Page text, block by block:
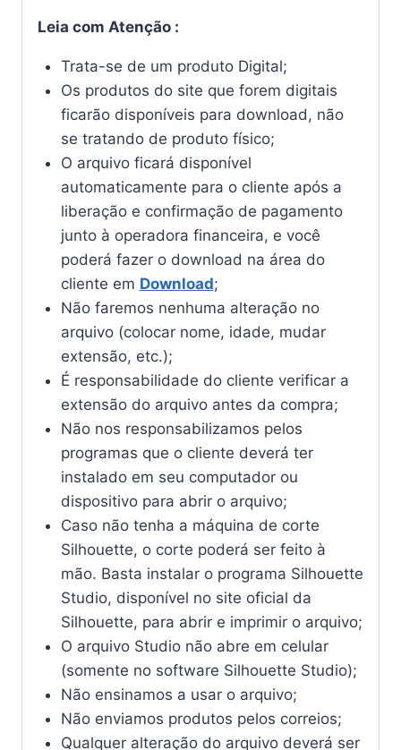
Leia com Atenção :
Trata-se de um produto Digital;
Os produtos do site que forem digitais
ficarão disponíveis para download, não
se tratando de produto físico;
O arquivo ficará disponível
automaticamente para o cliente após a
liberação e confirmação de pagamento
junto à operadora financeira, e você
poderá fazer o download na área do
cliente em Download;
Não faremos nenhuma alteração no
arquivo (colocar nome, idade, mudar
extensão, etc.);
É responsabilidade do cliente verificar a
extensão do arquivo antes da compra;
Não nos responsabilizamos pelos
programas que o cliente deverá ter
instalado em seu computador ou
dispositivo para abrir o arquivo;
Caso não tenha a máquina de corte
Silhouette, o corte poderá ser feito à
mão. Basta instalar o programa Silhouette
Studio, disponível no site oficial da
Silhouette, para abrir e imprimir o arquivo;
O arquivo Studio não abre em celular
(somente no software Silhouette Studio);
Não ensinamos a usar o arquivo;
Não enviamos produtos pelos correios;
Qualquer alteração do arquivo deverá ser